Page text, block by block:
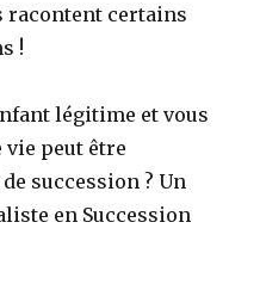
racontent certains
!
légitime et vous
vie peut être
succession ? Un
en Succession